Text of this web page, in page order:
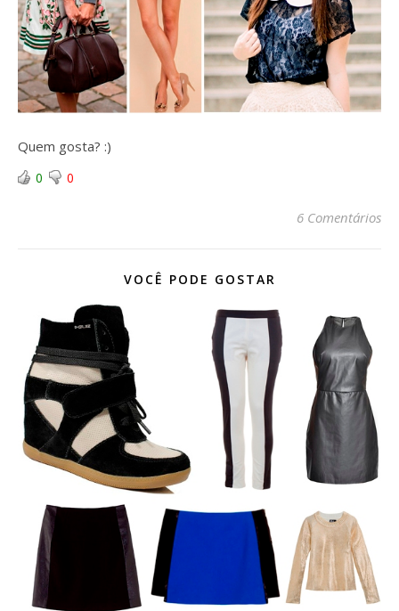
Quem gosta? :)
0 0
6 Comentários
VOCÊ PODE GOSTAR